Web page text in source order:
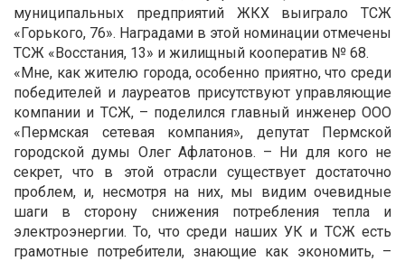
муниципальных предприятий ЖКХ выиграло ТСЖ
«Горького, 76». Наградами в этой номинации отмечены
ТСЖ «Восстания, 13» и жилищный кооператив № 68.
«Мне, как жителю города, особенно приятно, что среди
победителей и лауреатов присутствуют управляющие
компании и ТСЖ, – поделился главный инженер ООО
«Пермская сетевая компания», депутат Пермской
городской думы Олег Афлатонов. – Ни для кого не
секрет, что в этой отрасли существует достаточно
проблем, и, несмотря на них, мы видим очевидные
шаги в сторону снижения потребления тепла и
электроэнергии. То, что среди наших УК и ТСЖ есть
грамотные потребители, знающие как экономить, –